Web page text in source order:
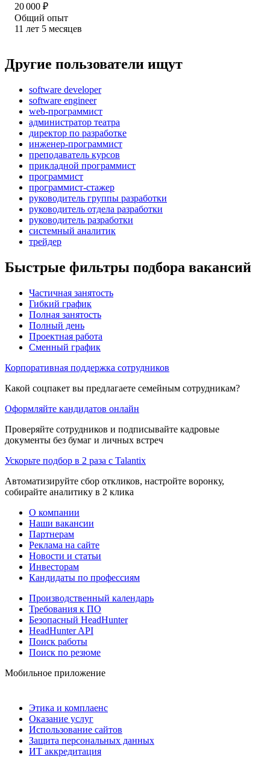
20 000 ₽
Общий опыт
11 лет 5 месяцев
Другие пользователи ищут
software developer
software engineer
web-программист
администратор театра
директор по разработке
инженер-программист
преподаватель курсов
прикладной программист
программист
программист-стажер
руководитель группы разработки
руководитель отдела разработки
руководитель разработки
системный аналитик
трейдер
Быстрые фильтры подбора вакансий
Частичная занятость
Гибкий график
Полная занятость
Полный день
Проектная работа
Сменный график
Корпоративная поддержка сотрудников
Какой соцпакет вы предлагаете семейным сотрудникам?
Оформляйте кандидатов онлайн
Проверяйте сотрудников и подписывайте кадровые
документы без бумаг и личных встреч
Ускорьте подбор в 2 раза с Talantix
Автоматизируйте сбор откликов, настройте воронку,
собирайте аналитику в 2 клика
О компании
Наши вакансии
Партнерам
Реклама на сайте
Новости и статьи
Инвесторам
Кандидаты по профессиям
Производственный календарь
Требования к ПО
Безопасный HeadHunter
HeadHunter API
Поиск работы
Поиск по резюме
Мобильное приложение
Этика и комплаенс
Оказание услуг
Использование сайтов
Защита персональных данных
ИТ аккредитация